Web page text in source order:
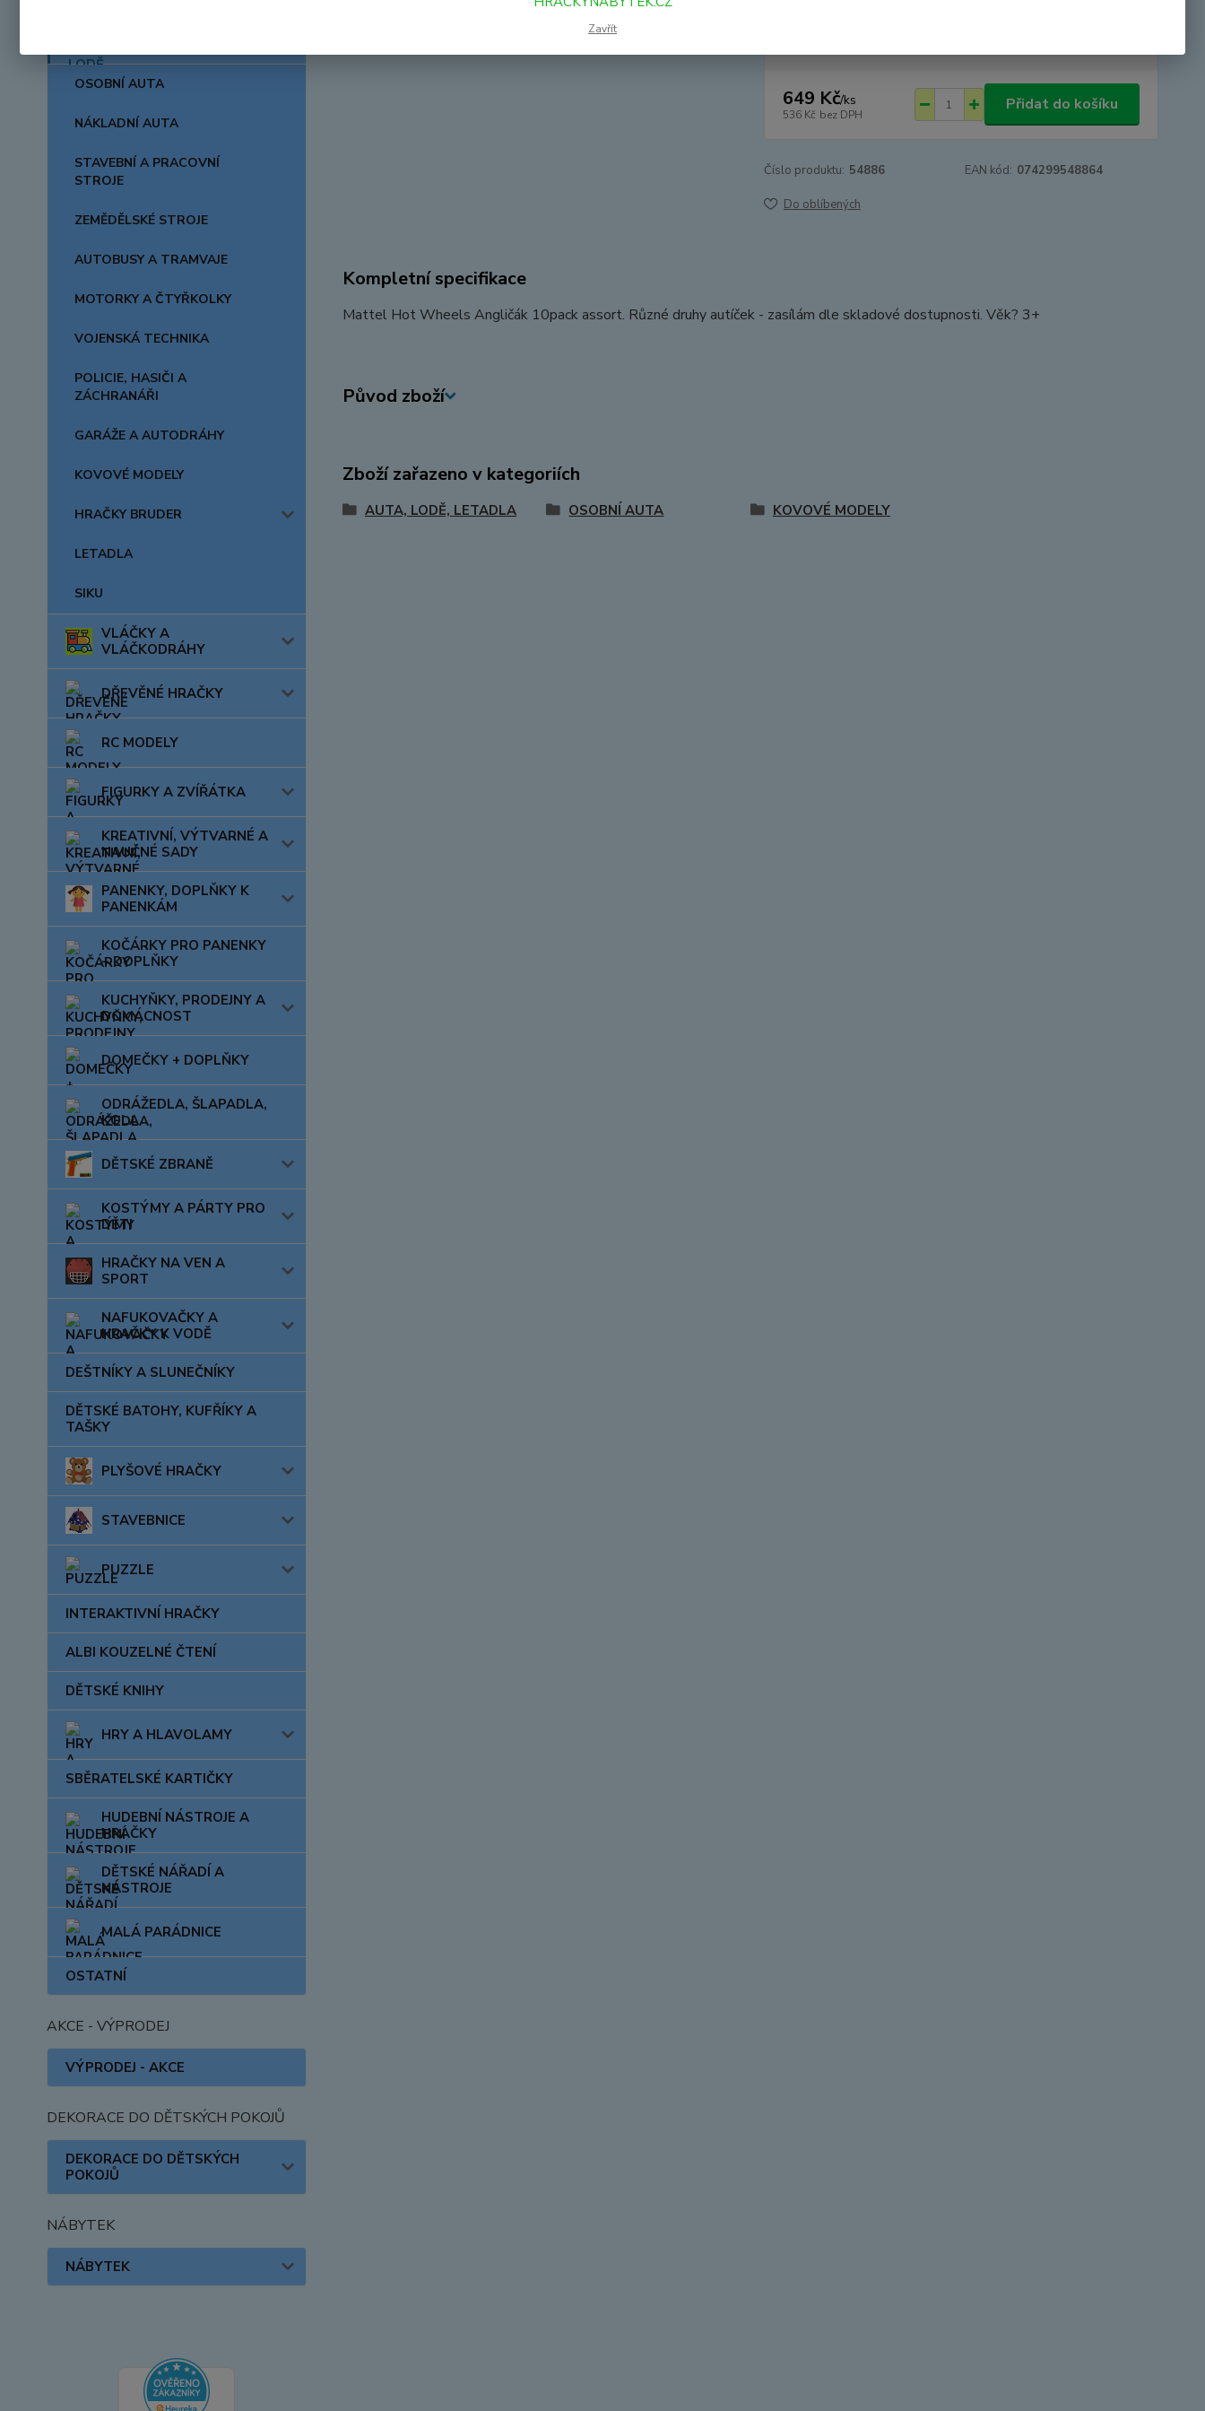
OSOBNÍ AUTA
NÁKLADNÍ AUTA
STAVEBNÍ A PRACOVNÍ
STROJE
ZEMĚDĚLSKÉ STROJE
AUTOBUSY A TRAMVAJE
MOTORKY A ČTYŘKOLKY
VOJENSKÁ TECHNIKA
POLICIE, HASIČI A
ZÁCHRANÁŘI
GARÁŽE A AUTODRÁHY
KOVOVÉ MODELY
HRAČKY BRUDER
LETADLA
SIKU
VLÁČKY A
VLÁČKODRÁHY
DŘEVĚNÉ HRAČKY
RC MODELY
FIGURKY A ZVÍŘÁTKA
KREATIVNÍ, VÝTVARNÉ A
NAUČNÉ SADY
PANENKY, DOPLŇKY K
PANENKÁM
KOČÁRKY PRO PANENKY
+ DOPLŇKY
KUCHYŇKY, PRODEJNY A
DOMÁCNOST
DOMEČKY + DOPLŇKY
ODRÁŽEDLA, ŠLAPADLA,
KOLA
DĚTSKÉ ZBRANĚ
KOSTÝMY A PÁRTY PRO
DĚTI
HRAČKY NA VEN A
SPORT
NAFUKOVAČKY A
HRAČKY K VODĚ
DEŠTNÍKY A SLUNEČNÍKY
DĚTSKÉ BATOHY, KUFŘÍKY A
TAŠKY
PLYŠOVÉ HRAČKY
STAVEBNICE
PUZZLE
INTERAKTIVNÍ HRAČKY
ALBI KOUZELNÉ ČTENÍ
DĚTSKÉ KNIHY
HRY A HLAVOLAMY
SBĚRATELSKÉ KARTIČKY
HUDEBNÍ NÁSTROJE A
HRAČKY
DĚTSKÉ NÁŘADÍ A
NÁSTROJE
MALÁ PARÁDNICE
OSTATNÍ
AKCE - VÝPRODEJ
VÝPRODEJ - AKCE
DEKORACE DO DĚTSKÝCH POKOJŮ
DEKORACE DO DĚTSKÝCH
POKOJŮ
NÁBYTEK
NÁBYTEK
649 Kč/ks
536 Kč bez DPH
Přidat do košíku
Číslo produktu: 54886 EAN kód: 074299548864
Do oblíbených
Kompletní specifikace
Mattel Hot Wheels Angličák 10pack assort. Různé druhy autíček - zasílám dle skladové dostupnosti. Věk? 3+
Původ zboží
Zboží zařazeno v kategoriích
AUTA, LODĚ, LETADLA OSOBNÍ AUTA KOVOVÉ MODELY
Zavřít